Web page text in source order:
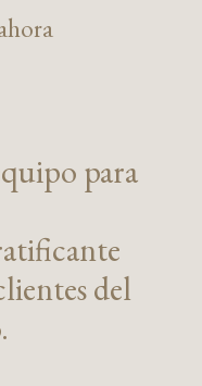
para
del